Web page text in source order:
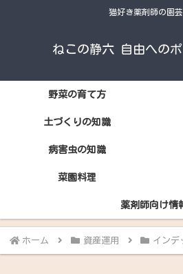
猫好き薬剤師の園
ねこの静六 自由への
野菜の育て方
土づくりの知識
病害虫の知識
菜園料理
薬剤師向け情
ホーム 資産運用 インデ